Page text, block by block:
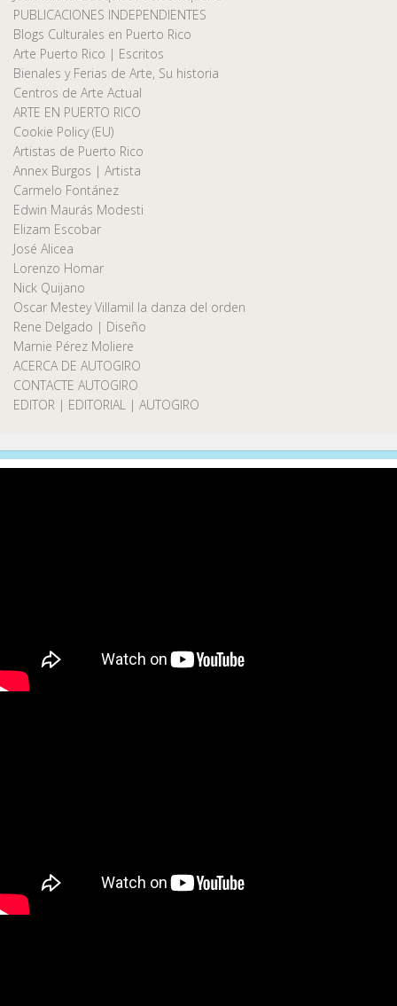
PUBLICACIONES INDEPENDIENTES
Blogs Culturales en Puerto Rico
Arte Puerto Rico | Escritos
Bienales y Ferias de Arte, Su historia
Centros de Arte Actual
ARTE EN PUERTO RICO
Cookie Policy (EU)
Artistas de Puerto Rico
Annex Burgos | Artista
Carmelo Fontánez
Edwin Maurás Modesti
Elizam Escobar
José Alicea
Lorenzo Homar
Nick Quijano
Oscar Mestey Villamil la danza del orden
Rene Delgado | Diseño
Marnie Pérez Moliere
ACERCA DE AUTOGIRO
CONTACTE AUTOGIRO
EDITOR | EDITORIAL | AUTOGIRO